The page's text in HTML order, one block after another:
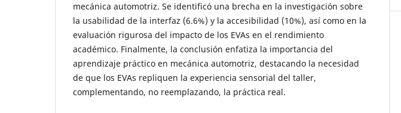
mecánica automotriz. Se identificó una brecha en la investigación sobre
la usabilidad de la interfaz (6.6%) y la accesibilidad (10%), así como en la
evaluación rigurosa del impacto de los EVAs en el rendimiento
académico. Finalmente, la conclusión enfatiza la importancia del
aprendizaje práctico en mecánica automotriz, destacando la necesidad
de que los EVAs repliquen la experiencia sensorial del taller,
complementando, no reemplazando, la práctica real.